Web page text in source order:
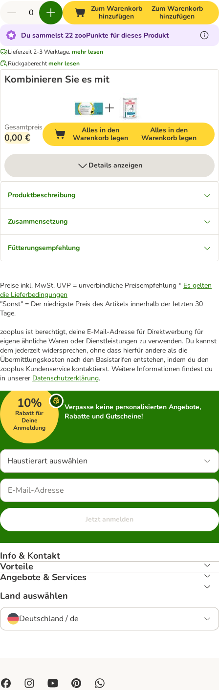
Zum Warenkorb
hinzufügen
Zum Warenkorb
hinzufügen
Du sammelst 22 zooPunkte für dieses Produkt
Lieferzeit 2-3 Werktage. mehr lesen
Rückgaberechtmehr lesen
Kombinieren Sie es mit
Gesamtpreis
0,00 €
Alles in den
Warenkorb legen
Alles in den
Warenkorb legen
Details anzeigen
Produktbeschreibung
Zusammensetzung
Fütterungsempfehlung
Preise inkl. MwSt. UVP = unverbindliche Preisempfehlung * Es gelten
die Lieferbedingungen
"Sonst" = Der niedrigste Preis des Artikels innerhalb der letzten 30
Tage.
zooplus ist berechtigt, deine E-Mail-Adresse für Direktwerbung für
eigene ähnliche Waren oder Dienstleistungen zu verwenden. Du kannst
dem jederzeit widersprechen, ohne dass hierfür andere als die
Übermittlungskosten nach den Basistarifen entstehen, indem du den
zooplus Kundenservice kontaktierst. Weitere Informationen findest du
in unserer Datenschutzerklärung.
10%
Rabatt für
Deine
Anmeldung
Verpasse keine personalisierten Angebote,
Rabatte und Gutscheine!
Haustierart auswählen
Jetzt anmelden
Info & Kontakt
Vorteile
Angebote & Services
Land auswählen
Deutschland / de